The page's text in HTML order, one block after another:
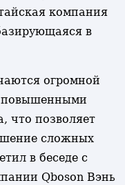
компания
в
огромной
повышенными
что позволяет
сложных
в беседе с
Qboson Вэнь